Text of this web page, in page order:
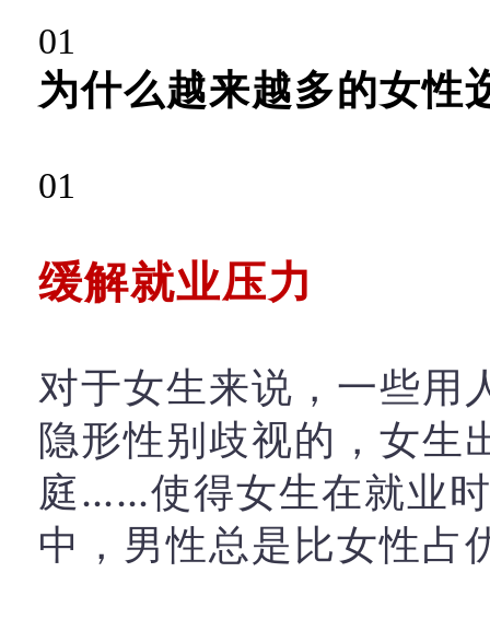
01
为什么越来越多的女性
01
缓解就业压力
对于女生来说，一些用
隐形性别歧视的，女生
庭……使得女生在就业
中，男性总是比女性占